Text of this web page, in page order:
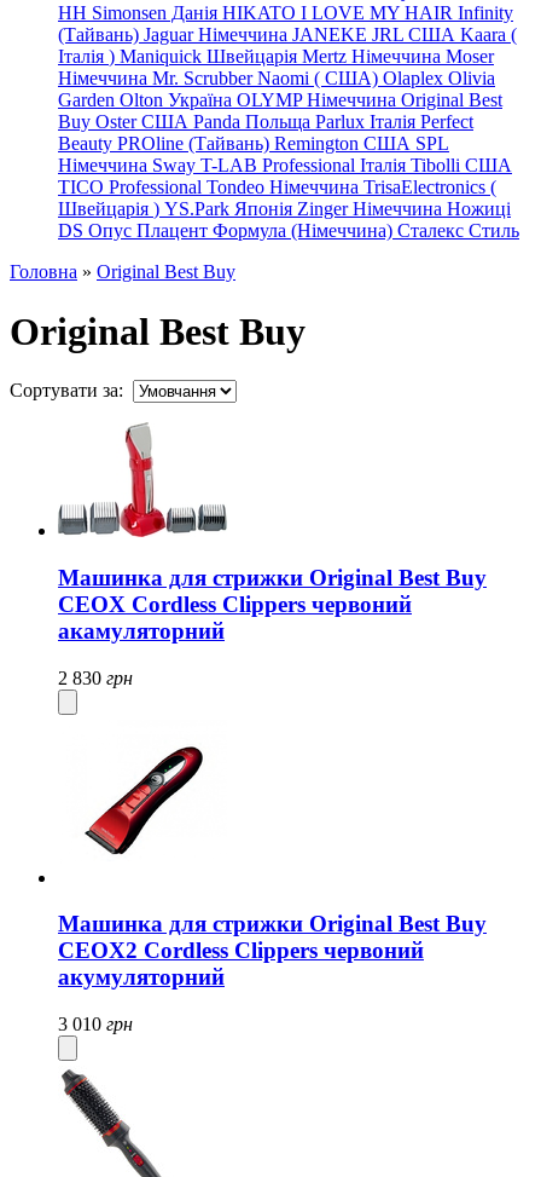
HH Simonsen Данія HIKATO I LOVE MY HAIR Infinity
(Тайвань) Jaguar Німеччина JANEKE JRL США Kaara (
Італія ) Maniquick Швейцарія Mertz Німеччина Moser
Німеччина Mr. Scrubber Naomi ( США) Olaplex Olivia
Garden Olton Україна OLYMP Німеччина Original Best
Buy Oster США Panda Польща Parlux Італія Perfect
Beauty PROline (Тайвань) Remington США SPL
Німеччина Sway T-LAB Professional Італія Tibolli США
TICO Professional Tondeo Німеччина TrisaElectronics (
Швейцарія ) YS.Park Японія Zinger Німеччина Ножиці
DS Опус Плацент Формула (Німеччина) Сталекс Стиль
Головна » Original Best Buy
Original Best Buy
Сортувати за:
Машинка для стрижки Original Best Buy
CEOX Cordless Clippers червоний
акамуляторний
2 830 грн
Машинка для стрижки Original Best Buy
CEOX2 Cordless Clippers червоний
акумуляторний
3 010 грн